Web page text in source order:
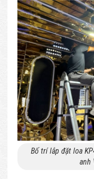
Bố trí lắp đặt loa
anh